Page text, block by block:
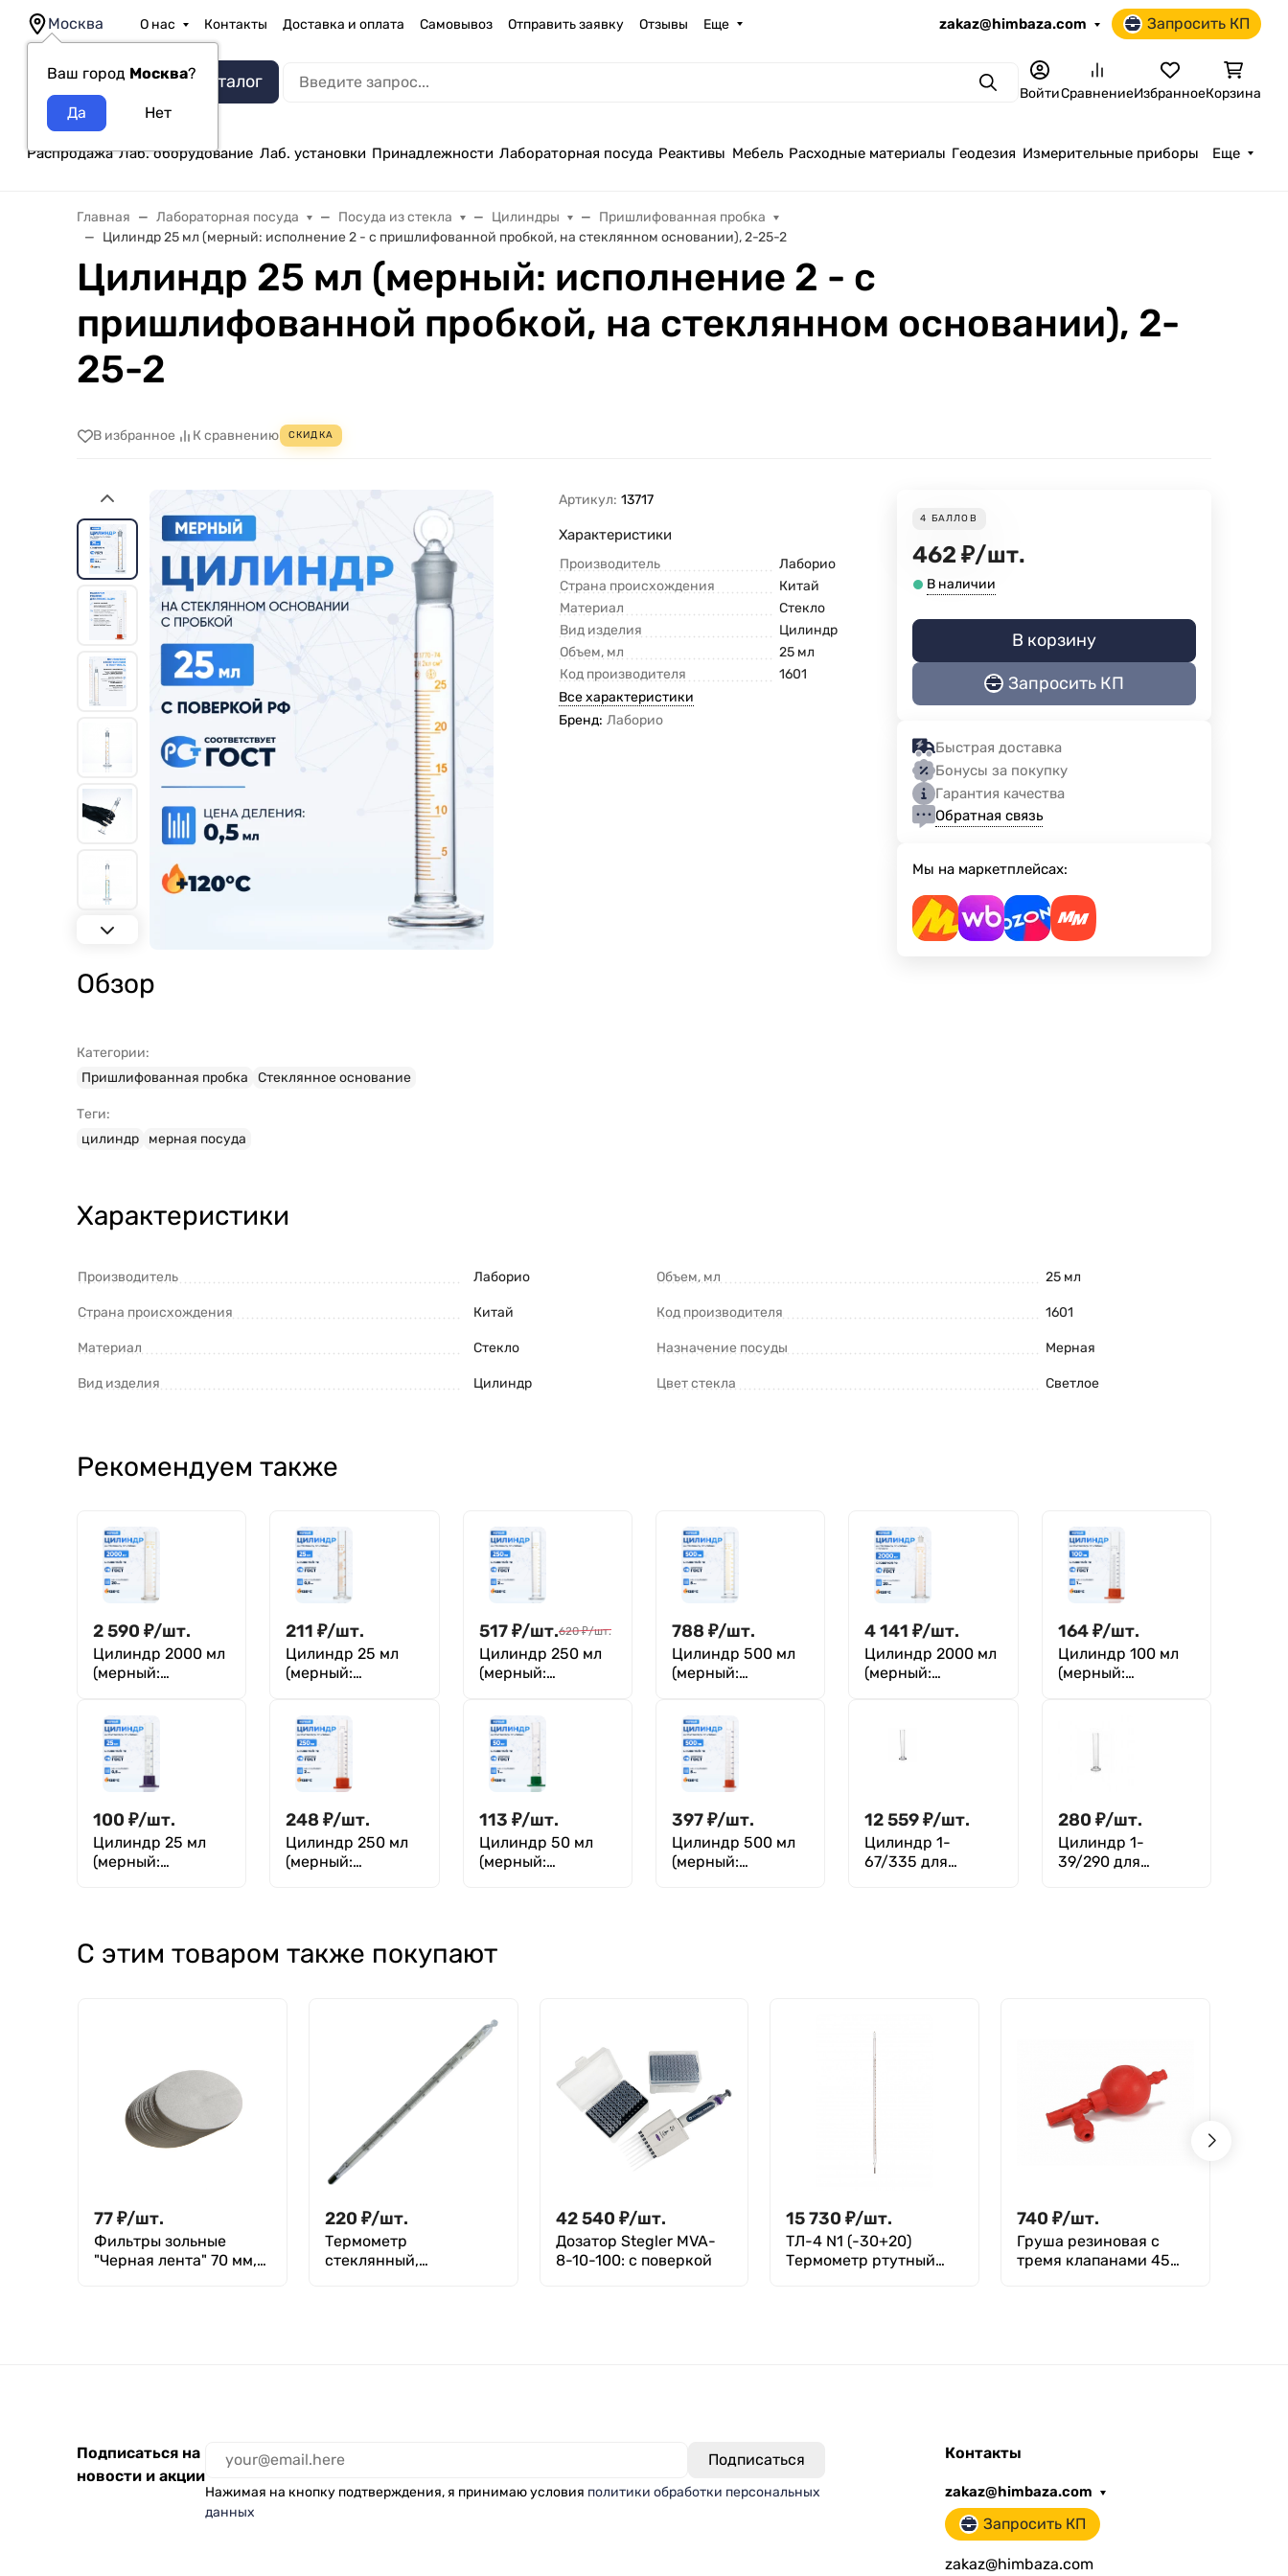
Москва
Ваш город Москва?
О нас Контакты Доставка и оплата Самовывоз Отправить заявку Отзывы Еще zakaz@himbaza.com Запросить КП
Каталог ПоискВойтиСравнениеИзбранноеКорзина
Распродажа Лаб. оборудование Лаб. установки Принадлежности Лабораторная посуда Реактивы Мебель Расходные материалы Геодезия Измерительные приборы Еще
Главная Лабораторная посуда Посуда из стекла Цилиндры
Пришлифованная пробка
Цилиндр 25 мл (мерный: исполнение 2 - с пришлифованной пробкой, на стеклянном основании), 2-25-2
Цилиндр 25 мл (мерный: исполнение 2 - с
пришлифованной пробкой, на стеклянном основании), 2-
25-2
В избранное К сравнению СКИДКА
Артикул: 13717
Характеристики
Производитель
Лаборио
Страна происхождения
Китай
Материал
Стекло
Вид изделия
Цилиндр
Объем, мл
25 мл
Код производителя
1601
Все характеристики
Бренд: Лаборио
4 БАЛЛОВ
462₽/шт.
В наличии
В корзину
Запросить КП
Быстрая доставка
Бонусы за покупку
Гарантия качества
Обратная связь
Мы на маркетплейсах:
Обзор
Категории:
Пришлифованная пробка
Стеклянное основание
Теги:
цилиндр
мерная посуда
Характеристики
Производитель Лаборио
Страна происхождения Китай
Материал Стекло
Вид изделия Цилиндр
Объем, мл 25 мл
Код производителя 1601
Назначение посуды Мерная
Цвет стекла Светлое
Рекомендуем также
2 590 ₽/шт.
Цилиндр 2000 мл
(мерный:
основании), 1-
2000-2
211 ₽/шт.
Цилиндр 25 мл
(мерный:
основании), 1-25-
517₽/шт.620 ₽/шт.
Цилиндр 250 мл
(мерный:
основании), 1-
250-2
788 ₽/шт.
Цилиндр 500 мл
(мерный:
основании), 1-
500-2
4 141 ₽/шт.
Цилиндр 2000 мл
(мерный:
пробкой, на
164₽/шт.
Цилиндр 100 мл
(мерный:
основании),
100 ₽/шт.
Цилиндр 25 мл
(мерный:
248 ₽/шт.
Цилиндр 250 мл
(мерный:
113 ₽/шт.
Цилиндр 50 мл
(мерный:
397₽/шт.
Цилиндр 500 мл
(мерный:
12 559₽/шт.
Цилиндр 1-
67/335 для
280 ₽/шт.
Цилиндр 1-
39/290 для
С этим товаром также покупают
77₽/шт.
Фильтры зольные
"Черная лента" 70 мм,
220 ₽/шт.
Термометр
стеклянный,
42 540 ₽/шт.
Дозатор Stegler MVA-
8-10-100: с поверкой
15 730 ₽/шт.
ТЛ-4 N1 (-30+20)
Термометр ртутный
740 ₽/шт.
Груша резиновая с
тремя клапанами 45
Подписаться на
новости и акции
Нажимая на кнопку подтверждения, я принимаю условия политики обработки персональных
данных
Контакты
zakaz@himbaza.com
Запросить КП
zakaz@himbaza.com